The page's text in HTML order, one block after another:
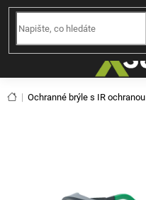
Přejít
obsah
Domů
Ochranné brýle s IR ochranou